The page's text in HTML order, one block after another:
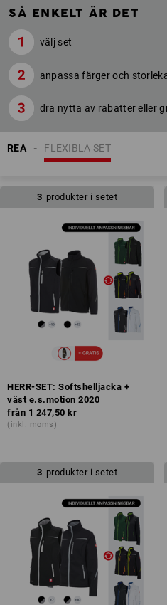
SÅ ENKELT ÄR DET
välj set
anpassa färger och
dra nytta av rabatter eller
REA FLEXIBLA SET
3 produkter i setet
HERR-SET: Softshelljacka +
väst e.s.motion 2020
från 1 247,50 kr
(inkl. moms)
3 produkter i setet